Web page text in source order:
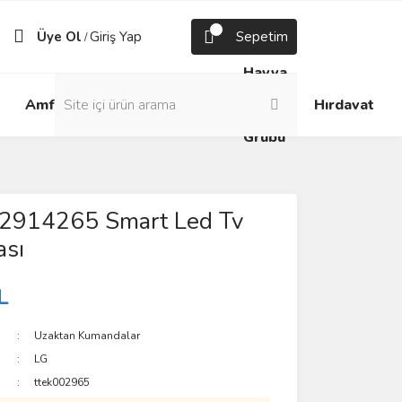
Üye Ol /Giriş Yap Sepetim
Amfi
Box
Prizler
Havya
Lehim
Grubu
Hırdavat
Smart Led Tv
Uzaktan Kumandalar
LG
ttek002965